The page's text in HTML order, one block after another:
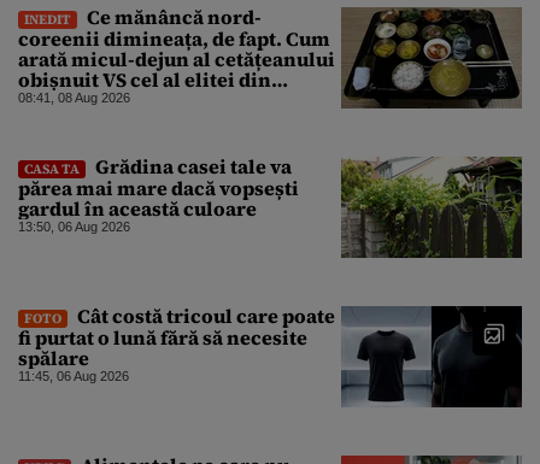
INEDIT
Ce mănâncă nord-
coreenii dimineața, de fapt. Cum
arată micul-dejun al cetățeanului
obișnuit VS cel al elitei din
Phenian
08:41, 08 Aug 2026
CASA TA
Grădina casei tale va
părea mai mare dacă vopsești
gardul în această culoare
13:50, 06 Aug 2026
FOTO
Cât costă tricoul care poate
fi purtat o lună fără să necesite
spălare
11:45, 06 Aug 2026